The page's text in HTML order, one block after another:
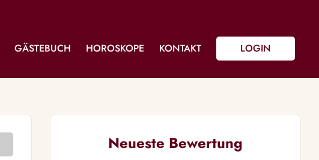
GÄSTEBUCH HOROSKOPE KONTAKT LOGIN
Neueste Bewertung